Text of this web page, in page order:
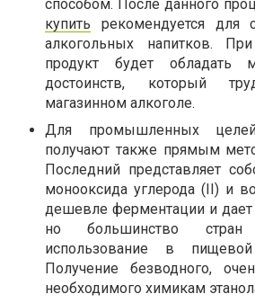
способом. После данного
купить рекомендуется для
алкогольных напитков.
продукт будет обладать
достоинств, который
магазинном алкоголе.
Для промышленных
получают также прямым
Последний представляет
монооксида углерода (II) и
дешевле ферментации и дает
но большинство
использование в
Получение безводного,
необходимого химикам